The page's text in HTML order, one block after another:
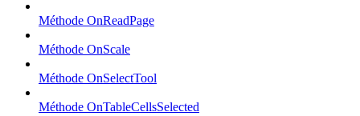
Méthode OnReadPage
Méthode OnScale
Méthode OnSelectTool
Méthode OnTableCellsSelected